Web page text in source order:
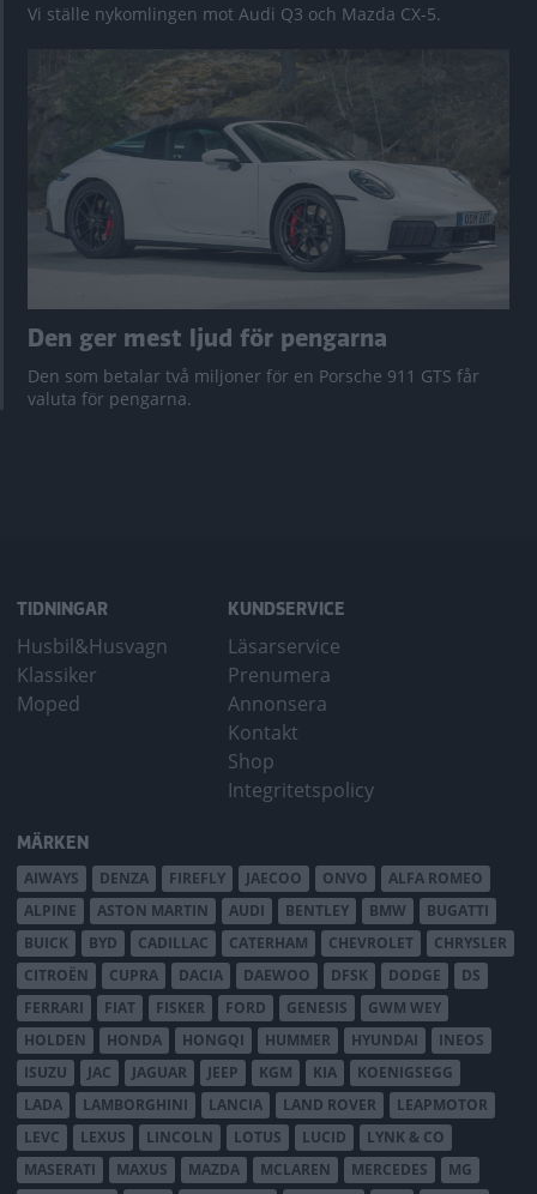
Vi ställe nykomlingen mot Audi Q3 och Mazda CX-5.
Den ger mest ljud för pengarna
Den som betalar två miljoner för en Porsche 911 GTS får
valuta för pengarna.
TIDNINGAR
Husbil&Husvagn
Klassiker
Moped
KUNDSERVICE
Läsarservice
Prenumera
Annonsera
Kontakt
Shop
Integritetspolicy
MÄRKEN
AIWAYS DENZA FIREFLY JAECOO ONVO
ALFA ROMEO
ALPINE
ASTON MARTIN AUDI BENTLEY BMW
BUGATTI
BUICK
BYD CADILLAC CATERHAM CHEVROLET
CHRYSLER
CITROËN
CUPRA DACIA DAEWOO DFSK DODGE
DS
FERRARI
FIAT FISKER FORD GENESIS
GWM WEY
HOLDEN
HONDA HONGQI HUMMER HYUNDAI
INEOS
ISUZU
JAC JAGUAR JEEP KGM KIA
KOENIGSEGG
LADA
LAMBORGHINI LANCIA LAND ROVER
LEAPMOTOR
LEVC
LEXUS LINCOLN LOTUS LUCID
LYNK & CO
MASERATI
MAXUS MAZDA MCLAREN MERCEDES
MG